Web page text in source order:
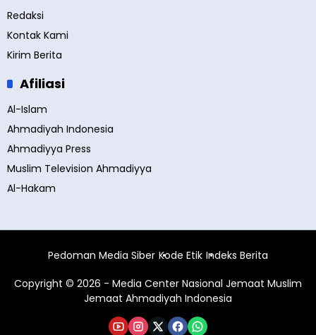
Redaksi
Kontak Kami
Kirim Berita
Afiliasi
Al-Islam
Ahmadiyah Indonesia
Ahmadiyya Press
Muslim Television Ahmadiyya
Al-Hakam
Pedoman Media Siber Kode Etik Indeks Berita
Copyright © 2026 - Media Center Nasional Jemaat Muslim
Jemaat Ahmadiyah Indonesia